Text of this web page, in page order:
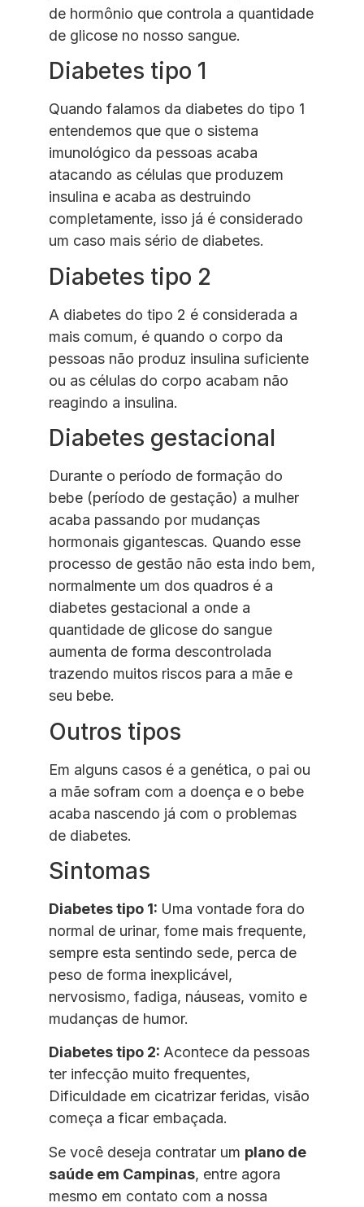
de hormônio que controla a quantidade
de glicose no nosso sangue.
Diabetes tipo 1
Quando falamos da diabetes do tipo 1
entendemos que que o sistema
imunológico da pessoas acaba
atacando as células que produzem
insulina e acaba as destruindo
completamente, isso já é considerado
um caso mais sério de diabetes.
Diabetes tipo 2
A diabetes do tipo 2 é considerada a
mais comum, é quando o corpo da
pessoas não produz insulina suficiente
ou as células do corpo acabam não
reagindo a insulina.
Diabetes gestacional
Durante o período de formação do
bebe (período de gestação) a mulher
acaba passando por mudanças
hormonais gigantescas. Quando esse
processo de gestão não esta indo bem,
normalmente um dos quadros é a
diabetes gestacional a onde a
quantidade de glicose do sangue
aumenta de forma descontrolada
trazendo muitos riscos para a mãe e
seu bebe.
Outros tipos
Em alguns casos é a genética, o pai ou
a mãe sofram com a doença e o bebe
acaba nascendo já com o problemas
de diabetes.
Sintomas
Diabetes tipo 1: Uma vontade fora do
normal de urinar, fome mais frequente,
sempre esta sentindo sede, perca de
peso de forma inexplicável,
nervosismo, fadiga, náuseas, vomito e
mudanças de humor.
Diabetes tipo 2: Acontece da pessoas
ter infecção muito frequentes,
Dificuldade em cicatrizar feridas, visão
começa a ficar embaçada.
Se você deseja contratar um plano de
saúde em Campinas, entre agora
mesmo em contato com a nossa